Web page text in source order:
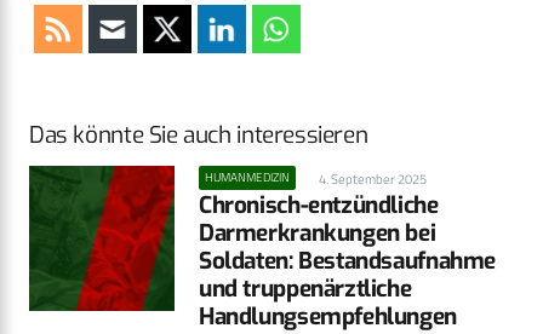
Das könnte Sie auch interessieren
HUMANMEDIZIN 4. September 2025
Chronisch-entzündliche
Darmerkrankungen bei
Soldaten: Bestandsaufnahme
und truppenärztliche
Handlungsempfehlungen